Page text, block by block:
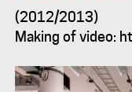
(2012/2013)
Making of video: